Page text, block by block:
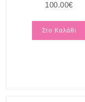
100.00€
Στο Καλάθι